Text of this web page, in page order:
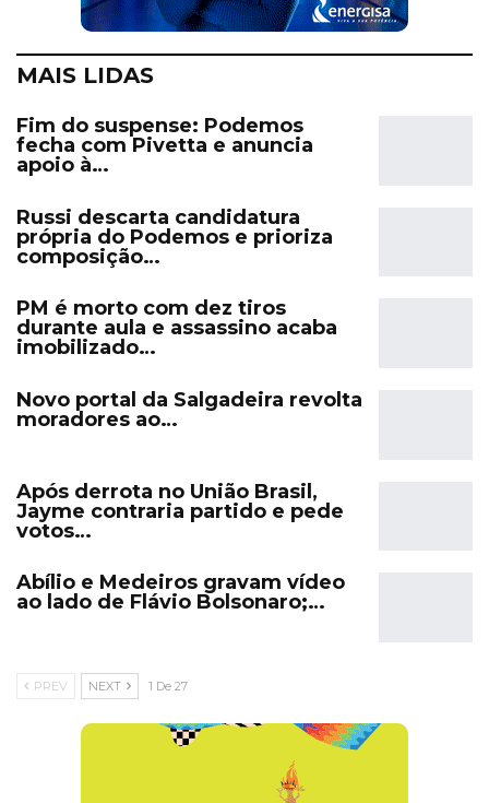
MAIS LIDAS
Fim do suspense: Podemos
fecha com Pivetta e anuncia
apoio à…
Russi descarta candidatura
própria do Podemos e prioriza
composição…
PM é morto com dez tiros
durante aula e assassino acaba
imobilizado…
Novo portal da Salgadeira revolta
moradores ao…
Após derrota no União Brasil,
Jayme contraria partido e pede
votos…
Abílio e Medeiros gravam vídeo
ao lado de Flávio Bolsonaro;…
PREV NEXT 1 De 27